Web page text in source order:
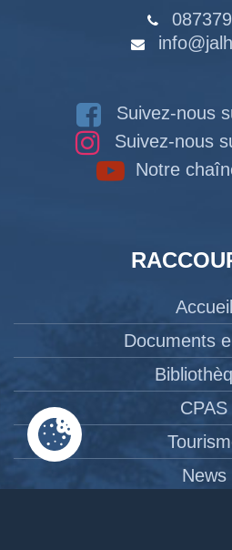
Suivez-nous
Suivez-nous
Notre
Accueil
Documents
CPAS
News